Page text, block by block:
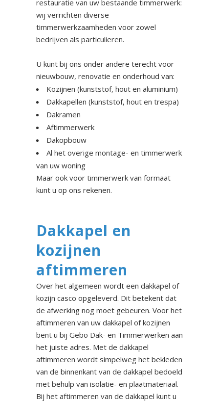
restauratie van uw bestaande timmerwerk:
wij verrichten diverse
timmerwerkzaamheden voor zowel
bedrijven als particulieren.
U kunt bij ons onder andere terecht voor
nieuwbouw, renovatie en onderhoud van:
Kozijnen (kunststof, hout en aluminium)
Dakkapellen (kunststof, hout en trespa)
Dakramen
Aftimmerwerk
Dakopbouw
Al het overige montage- en timmerwerk
van uw woning
Maar ook voor timmerwerk van formaat
kunt u op ons rekenen.
Dakkapel en
kozijnen
aftimmeren
Over het algemeen wordt een dakkapel of
kozijn casco opgeleverd. Dit betekent dat
de afwerking nog moet gebeuren. Voor het
aftimmeren van uw dakkapel of kozijnen
bent u bij Gebo Dak- en Timmerwerken aan
het juiste adres. Met de dakkapel
aftimmeren wordt simpelweg het bekleden
van de binnenkant van de dakkapel bedoeld
met behulp van isolatie- en plaatmateriaal.
Bij het aftimmeren van de dakkapel kunt u